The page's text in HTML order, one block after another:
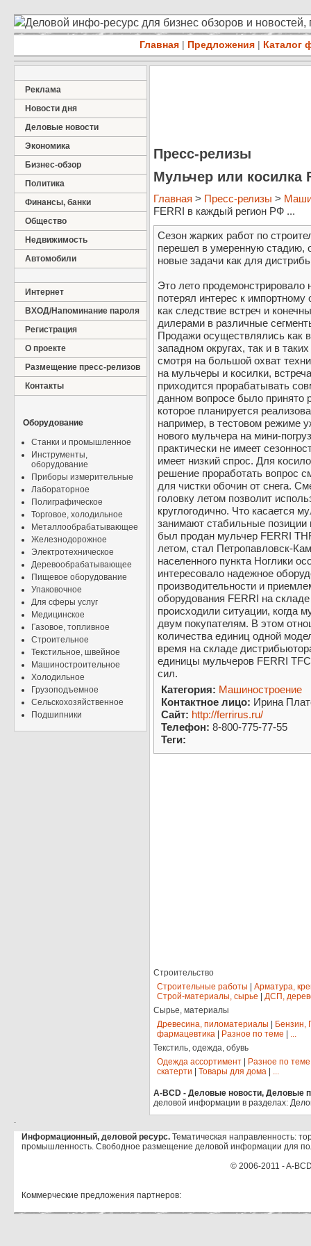
Деловой инфо-ресурс для бизнес обзоров и
Главная | Предложения | Каталог
Реклама
Новости дня
Деловые новости
Экономика
Бизнес-обзор
Политика
Финансы, банки
Общество
Недвижимость
Автомобили
Интернет
ВХОД/Напоминание пароля
Регистрация
О проекте
Размещение пресс-релизов
Контакты
Оборудование
Станки и промышленное
Инструменты,
оборудование
Приборы измерительные
Лабораторное
Полиграфическое
Торговое, холодильное
Металлообрабатывающее
Железнодорожное
Электротехническое
Деревообрабатывающее
Пищевое оборудование
Упаковочное
Для сферы услуг
Медицинское
Газовое, топливное
Строительное
Текстильное, швейное
Машиностроительное
Холодильное
Грузоподъемное
Сельскохозяйственное
Подшипники
Пресс-релизы
Мульчер или косилка
Главная > Пресс-релизы >
FERRI в каждый регион РФ ...
Сезон жарких работ по
перешел в умеренную стадию,
новые задачи как для
Это лето продемонстрировало
потерял интерес к
как следствие встреч и
дилерами в различные
Продажи осуществлялись как
западном округах, так и в
смотря на большой охват
на мульчеры и косилки,
приходится прорабатывать
данном вопросе было принято
которое планируется
например, в тестовом режиме
нового мульчера на мини-
практически не имеет
имеет низкий спрос. Для
решение проработать вопрос
для чистки обочин от снега.
головку летом позволит
круглогодично. Что касается
занимают стабильные позиции
был продан мульчер FERRI
летом, стал Петропавловск-
населенного пункта Ноглики
интересовало надежное
производительности и
оборудования FERRI на
происходили ситуации, когда
двум покупателям. В этом
количества единиц одной
время на складе
единицы мульчеров FERRI
сил.
Категория: Машиностроение
Контактное лицо: Ирина
Сайт: http://ferrirus.ru/
Телефон: 8-800-775-77-55
Теги:
Строительство
Строительные работы
Арматура,
Строй-материалы, сырье
ДСП,
Сырье, материалы
Древесина, пиломатериалы
Бензин,
фармацевтика
Разное по теме
...
Текстиль, одежда, обувь
Одежда ассортимент
Разное по теме
скатерти
Товары для дома ...
A-BCD - Деловые новости, Деловые
деловой информации в разделах:
.
Информационный, деловой ресурс. Тематическая направленность:
промышленность. Свободное размещение деловой информации для
© 2006-2011 - A-
Коммерческие предложения партнеров: